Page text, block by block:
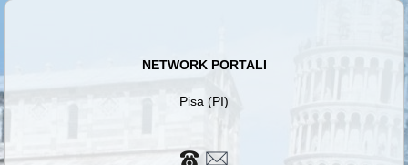
NETWORK PORTALI
Pisa (PI)